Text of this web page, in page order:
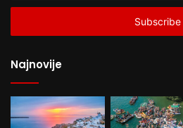
Email
Najnovije